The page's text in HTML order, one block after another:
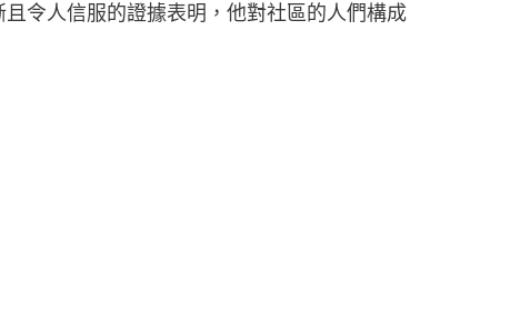
令人信服的證據表明，他對社區的人們構成